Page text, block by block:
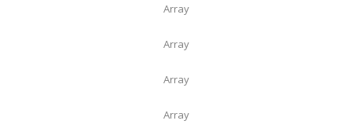
Array
Array
Array
Array